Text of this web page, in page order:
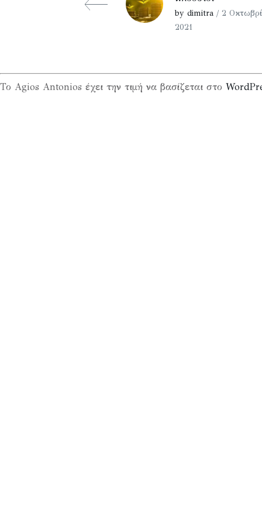
by dimitra / 2
2021
Το Agios Antonios έχει την τιμή να βασίζεται στο